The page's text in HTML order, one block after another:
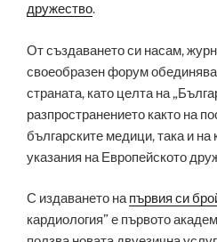
дружество.
От създаването си насам,
своеобразен форум
страната, като целта на
разпространението както на
българските медици, така и
указания на Европейското
С издаването напървия си
кардиология” е първото